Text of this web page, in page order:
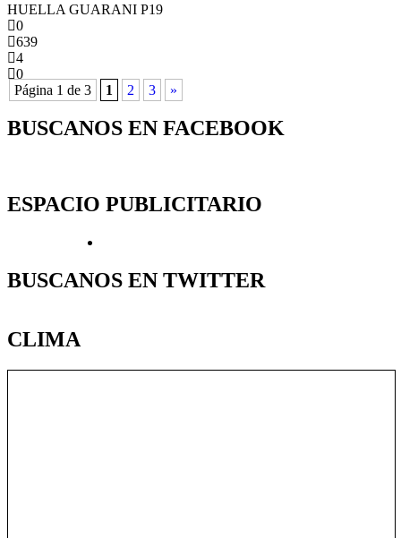
HUELLA GUARANI P19
0
639
4
0
Página 1 de 3
1 2 3 »
BUSCANOS EN FACEBOOK
ESPACIO PUBLICITARIO
BUSCANOS EN TWITTER
CLIMA